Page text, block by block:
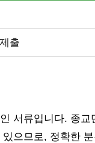
출
서류입니다. 종교
으므로, 정확한